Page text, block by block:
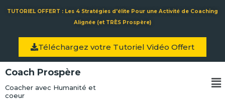
TUTORIEL OFFERT : Les 4 Stratégies d'élite Pour une Activité de Coaching
Alignée (et TRÈS Prospère)
Téléchargez votre Tutoriel Vidéo Offert
Coach Prospère
Coacher avec Humanité et
coeur